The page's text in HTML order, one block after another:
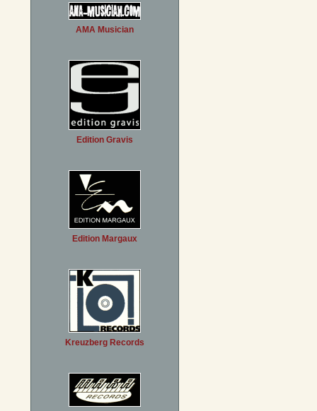
AMA Musician
Edition Gravis
Edition Margaux
Kreuzberg Records